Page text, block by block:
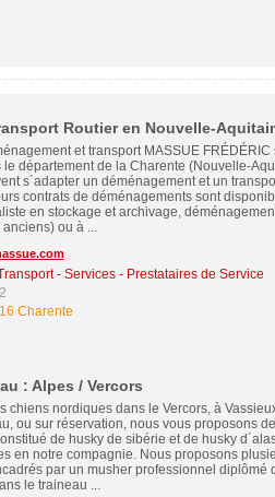
Routier en Nouvelle-
et transport MASSUE
département de la Charente (Nouvelle-
s´adapter un déménagement et un
contrats de déménagements sont
en stockage et archivage,
ou à ...
- Services - Prestataires de Service
16 Charente
: Alpes / Vercors
chiens nordiques dans le Vercors, à
ou sur réservation, nous vous proposons
de husky de sibérie et de husky
en notre compagnie. Nous proposons
par un musher professionnel diplômé
le traineau ...